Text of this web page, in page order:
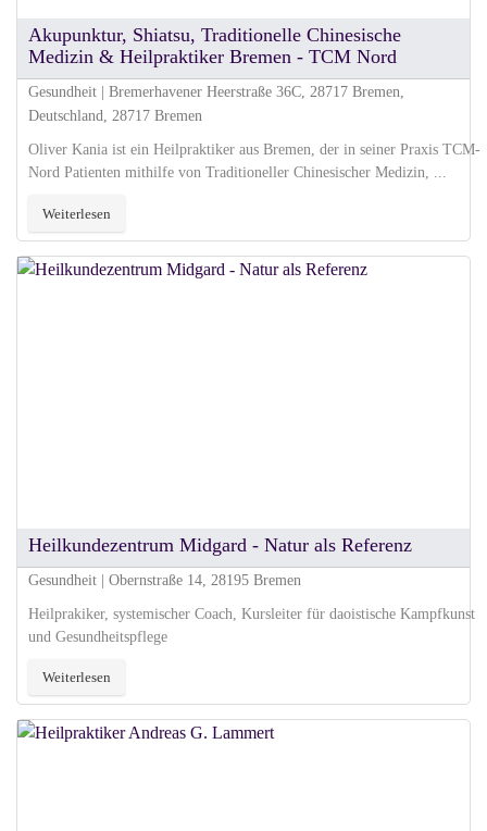
Akupunktur, Shiatsu, Traditionelle Chinesische
Medizin & Heilpraktiker Bremen - TCM Nord
Gesundheit | Bremerhavener Heerstraße 36C, 28717 Bremen,
Deutschland, 28717 Bremen
Oliver Kania ist ein Heilpraktiker aus Bremen, der in seiner Praxis TCM-
Nord Patienten mithilfe von Traditioneller Chinesischer Medizin, ...
Weiterlesen
Heilkundezentrum Midgard - Natur als Referenz
Gesundheit | Obernstraße 14, 28195 Bremen
Heilprakiker, systemischer Coach, Kursleiter für daoistische Kampfkunst
und Gesundheitspflege
Weiterlesen